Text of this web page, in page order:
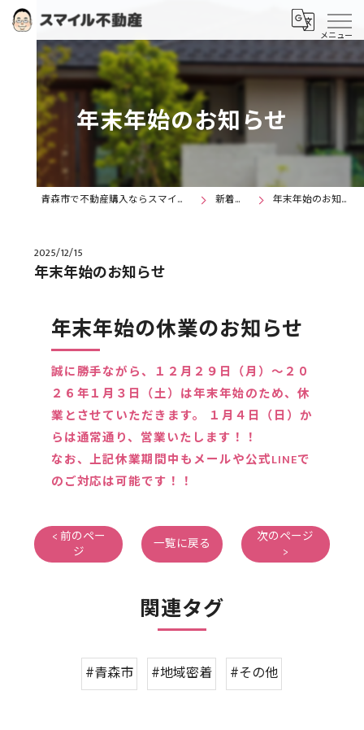
年末年始のお知らせ
青森市で不動産購入ならスマイル不動産 新着情報 年末年始のお知らせ
年末年始のお知らせ
2025/12/15
年末年始の休業のお知らせ
誠に勝手ながら、１２月２９日（月）～２０
２６年１月３日（土）は年末年始のため、休
業とさせていただきます。 １月４日（日）か
らは通常通り、営業いたします！！
なお、上記休業期間中もメールや公式LINEで
のご対応は可能です！！
< 前のペー
ジ
一覧に戻る
次のページ
>
関連タグ
#青森市 #地域密着 #その他